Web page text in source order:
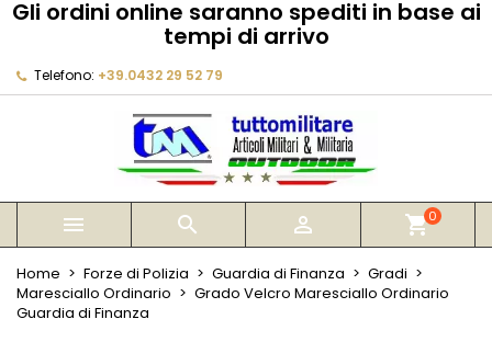
Gli ordini online saranno spediti in base ai
tempi di arrivo
Telefono: +39.0432 29 52 79
   shopping_cart0
Home Forze di Polizia Guardia di Finanza
Gradi
Maresciallo Ordinario
Grado Velcro Maresciallo Ordinario
Guardia di Finanza
My wishlists
add_circle_outline Create new list
Crea lista dei desideri
Annulla Crea lista dei desideri
Devi avere effettuato l'accesso per salvare dei
prodotti nella tua lista dei desideri.
Annulla